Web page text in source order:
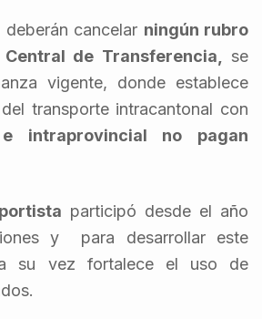
cancelar ningún rubro
de Transferencia,
se
vigente, donde establece
transporte intracantonal con
intraprovincial no pagan
participó desde el año
y para desarrollar este
su vez fortalece el uso de